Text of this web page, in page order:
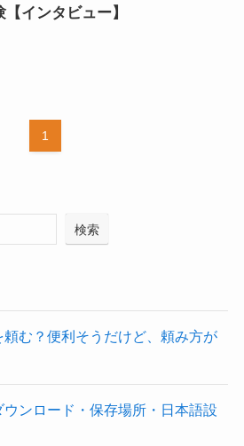
【インタビュー】
1
検索
む？便利そうだけど、頼み方が
ンロード・保存場所・日本語設